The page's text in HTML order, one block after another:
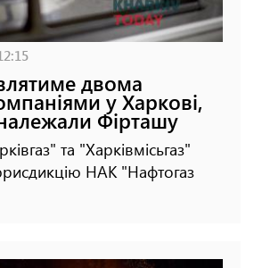
двома
у Харкові,
Фірташу
та "Харківмісьгаз"
НАК "Нафтогаз